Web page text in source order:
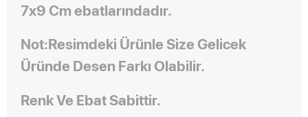
7x9 Cm ebatlarındadır.
Not:Resimdeki Ürünle Size Gelicek
Üründe Desen Farkı Olabilir.
Renk Ve Ebat Sabittir.